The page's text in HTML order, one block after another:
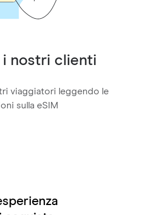
nostri clienti
viaggiatori leggendo le
sulla eSIM